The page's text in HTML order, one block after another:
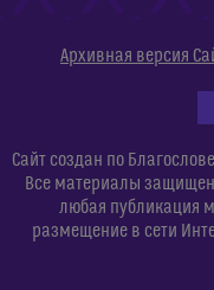
Архивная версия
Сайт создан по
Все материалы
любая публикация
размещение в сети